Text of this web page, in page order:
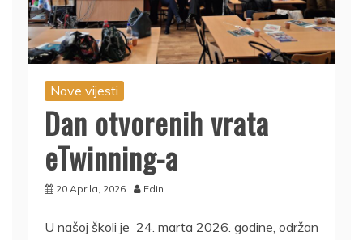
Nove vijesti
Dan otvorenih vrata
eTwinning-a
20 Aprila, 2026 Edin
U našoj školi je 24. marta 2026. godine, održan